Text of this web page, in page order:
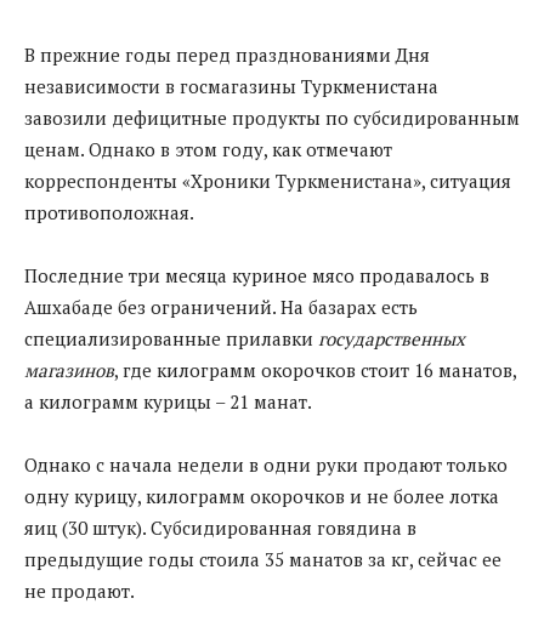
В прежние годы перед празднованиями Дня
независимости в госмагазины Туркменистана
завозили дефицитные продукты по субсидированным
ценам. Однако в этом году, как отмечают
корреспонденты «Хроники Туркменистана», ситуация
противоположная.
Последние три месяца куриное мясо продавалось в
Ашхабаде без ограничений. На базарах есть
специализированные прилавки государственных
магазинов, где килограмм окорочков стоит 16 манатов,
а килограмм курицы – 21 манат.
Однако с начала недели в одни руки продают только
одну курицу, килограмм окорочков и не более лотка
яиц (30 штук). Субсидированная говядина в
предыдущие годы стоила 35 манатов за кг, сейчас ее
не продают.